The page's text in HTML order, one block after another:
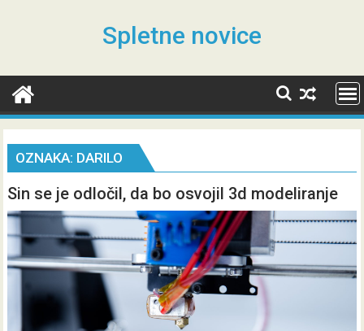
Spletne novice
OZNAKA: DARILO
Sin se je odločil, da bo osvojil 3d modeliranje